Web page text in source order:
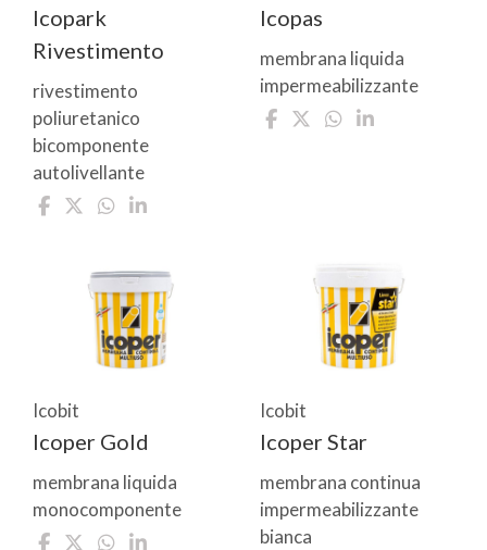
Icopark
Rivestimento
rivestimento
poliuretanico
bicomponente
autolivellante
Icopas
membrana liquida
impermeabilizzante
Icobit
Icoper Gold
membrana liquida
monocomponente
Icobit
Icoper Star
membrana continua
impermeabilizzante
bianca